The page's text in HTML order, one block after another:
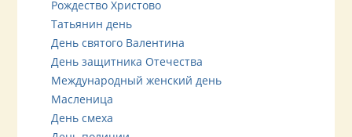
Рождество Христово
Татьянин день
День святого Валентина
День защитника Отечества
Международный женский день
Масленица
День смеха